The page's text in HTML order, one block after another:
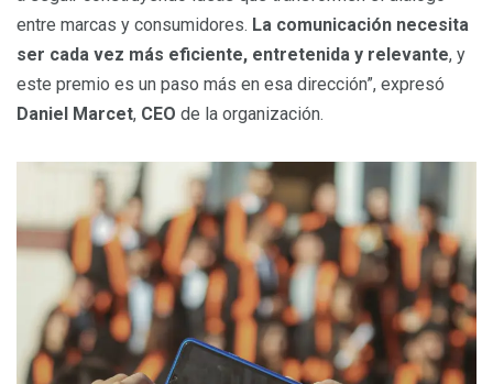
entre marcas y consumidores. La comunicación necesita
ser cada vez más eficiente, entretenida y relevante, y
este premio es un paso más en esa dirección”, expresó
Daniel Marcet, CEO de la organización.